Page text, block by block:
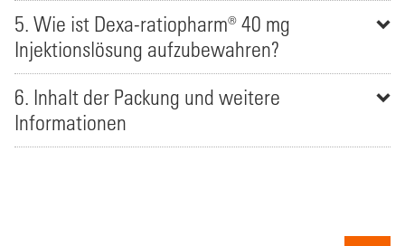
5. Wie ist Dexa-ratiopharm® 40 mg
Injektionslösung aufzubewahren?
6. Inhalt der Packung und weitere
Informationen